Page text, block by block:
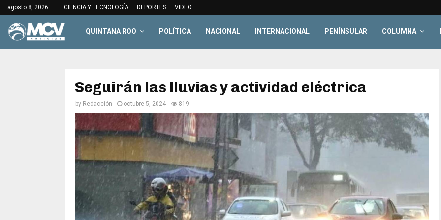
agosto 8, 2026 CIENCIA Y TECNOLOGÍA DEPORTES VIDEO
QUINTANA ROO POLÍTICA NACIONAL INTERNACIONAL PENÍNSULAR COLUMNA
Seguirán las lluvias y actividad eléctrica
by Redacción octubre 5, 2024 819